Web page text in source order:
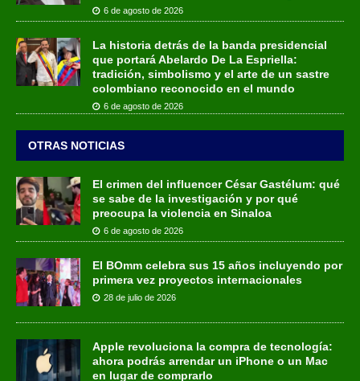
6 de agosto de 2026
La historia detrás de la banda presidencial
que portará Abelardo De La Espriella:
tradición, simbolismo y el arte de un sastre
colombiano reconocido en el mundo
6 de agosto de 2026
OTRAS NOTICIAS
El crimen del influencer César Gastélum: qué
se sabe de la investigación y por qué
preocupa la violencia en Sinaloa
6 de agosto de 2026
El BOmm celebra sus 15 años incluyendo por
primera vez proyectos internacionales
28 de julio de 2026
Apple revoluciona la compra de tecnología:
ahora podrás arrendar un iPhone o un Mac
en lugar de comprarlo